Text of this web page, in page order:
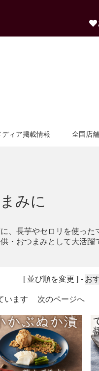
ディア掲載情報 全国店
みに
、長芋やセロリを使った
・おつまみとして大活躍
[ 並び順を変更 ] お
います 次のページへ